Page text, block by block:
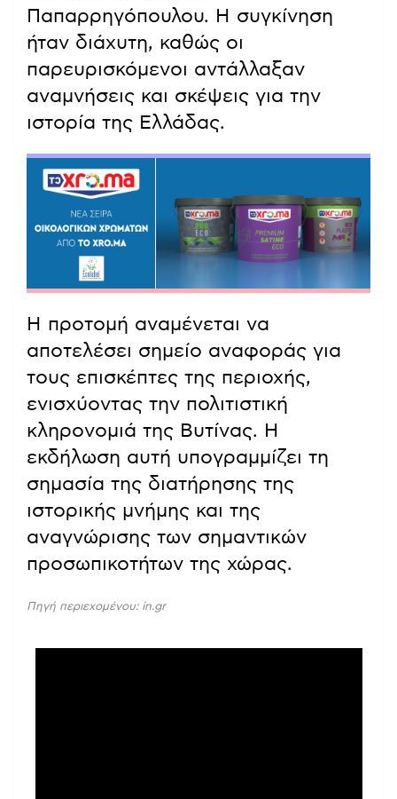
Παπαρρηγόπουλου. Η συγκίνηση
ήταν διάχυτη, καθώς οι
παρευρισκόμενοι αντάλλαξαν
αναμνήσεις και σκέψεις για την
ιστορία της Ελλάδας.
Η προτομή αναμένεται να
αποτελέσει σημείο αναφοράς για
τους επισκέπτες της περιοχής,
ενισχύοντας την πολιτιστική
κληρονομιά της Βυτίνας. Η
εκδήλωση αυτή υπογραμμίζει τη
σημασία της διατήρησης της
ιστορικής μνήμης και της
αναγνώρισης των σημαντικών
προσωπικοτήτων της χώρας.
Πηγή περιεχομένου: in.gr